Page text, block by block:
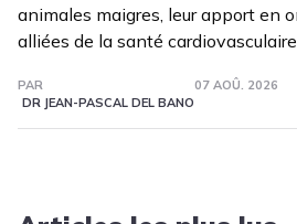
animales maigres, leur apport en
alliées de la santé cardiovasculaire,
PAR
DR JEAN-PASCAL DEL BANO
07 AOÛ. 2026